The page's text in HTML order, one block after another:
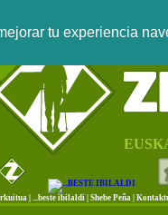
tu experiencia
...beste ibilaldi Shebe Peña